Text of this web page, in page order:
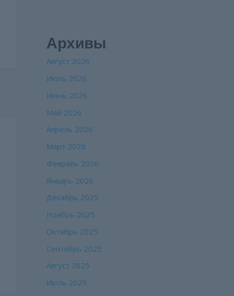
Архивы
Август 2026
Июль 2026
Июнь 2026
Май 2026
Апрель 2026
Март 2026
Февраль 2026
Январь 2026
Декабрь 2025
Ноябрь 2025
Октябрь 2025
Сентябрь 2025
Август 2025
Июль 2025